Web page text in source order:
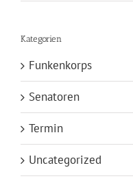
Kategorien
Funkenkorps
Senatoren
Termin
Uncategorized